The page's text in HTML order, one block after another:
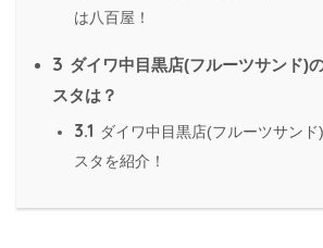
は八百屋！
3 ダイワ中目黒店(フルーツサンド)
スタは？
3.1 ダイワ中目黒店(フルーツサン
スタを紹介！